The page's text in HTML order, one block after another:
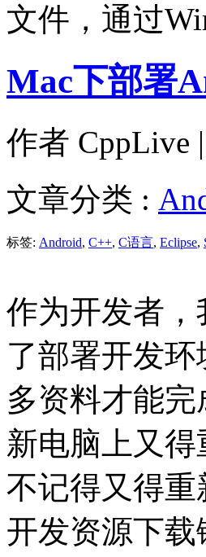
文件，通过
Mac下部署
作者 CppLive
文章分类 :
标签: Android, C++, C语言, Eclipse,
作为开发者
了部署开发
多资料才能
新电脑上又
不记得又得重
开发资源下